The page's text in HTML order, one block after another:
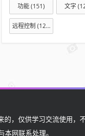
功能(151) 文字
远程控制 (127)
，仅供学习交流使用，
网联系处理。